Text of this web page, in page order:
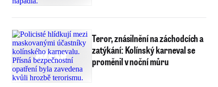
Teror, znásilnění na záchodcích a
zatýkání: Kolínský karneval se
proměnil v noční můru